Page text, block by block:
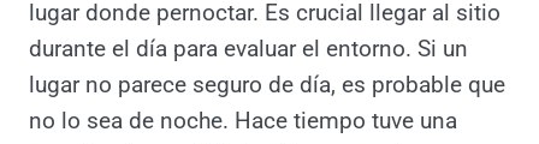
Uno de los consejos más valiosos que se
puede ofrecer es usar la intuición para elegir
el lugar donde pernoctar. Es crucial llegar al
sitio durante el día para evaluar el entorno. Si